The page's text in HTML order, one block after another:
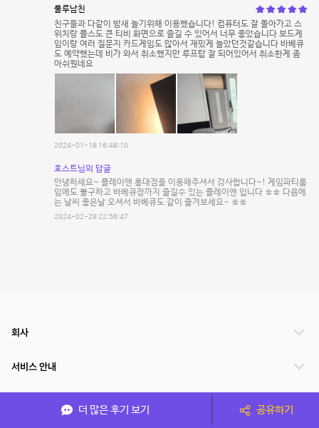
룰루남친
친구들과 다같이 밤새 놀기위해 이용했습니다! 컴퓨터도 잘 돌아가고 스
위치랑 플스도 큰 티비 화면으로 즐길 수 있어서 너무 좋았습니다 보드게
임이랑 여러 질문지 카드게임도 많아서 재밌게 놀았던것같습니다 바베큐
도 예약했는데 비가 와서 취소했지만 루프탑 잘 되어있어서 취소한게 좀
아쉬웠네요
2024-01-18 16:48:10
호스트님의 답글
안녕하세요~ 플레이앤 홍대점을 이용해주셔서 감사합니다~! 게임파티룸
임에도 불구하고 바베큐장까지 즐길수 있는 플레이앤 입니다 ㅎㅎ 다음에
는 날씨 좋은날 오셔서 바베큐도 같이 즐겨보세요~ ㅎㅎ
2024-02-29 22:56:47
더 많은 후기 보기 공유하기
회사
서비스 안내